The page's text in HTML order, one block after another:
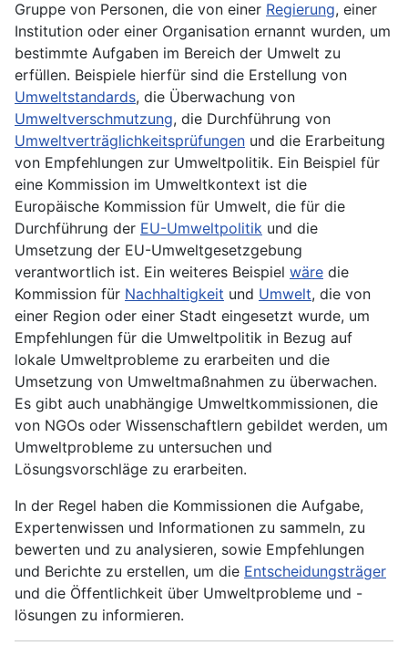
Gruppe von Personen, die von einer Regierung, einer
Institution oder einer Organisation ernannt wurden, um
bestimmte Aufgaben im Bereich der Umwelt zu
erfüllen. Beispiele hierfür sind die Erstellung von
Umweltstandards, die Überwachung von
Umweltverschmutzung, die Durchführung von
Umweltverträglichkeitsprüfungen und die Erarbeitung
von Empfehlungen zur Umweltpolitik. Ein Beispiel für
eine Kommission im Umweltkontext ist die
Europäische Kommission für Umwelt, die für die
Durchführung der EU-Umweltpolitik und die
Umsetzung der EU-Umweltgesetzgebung
verantwortlich ist. Ein weiteres Beispiel wäre die
Kommission für Nachhaltigkeit und Umwelt, die von
einer Region oder einer Stadt eingesetzt wurde, um
Empfehlungen für die Umweltpolitik in Bezug auf
lokale Umweltprobleme zu erarbeiten und die
Umsetzung von Umweltmaßnahmen zu überwachen.
Es gibt auch unabhängige Umweltkommissionen, die
von NGOs oder Wissenschaftlern gebildet werden, um
Umweltprobleme zu untersuchen und
Lösungsvorschläge zu erarbeiten.
In der Regel haben die Kommissionen die Aufgabe,
Expertenwissen und Informationen zu sammeln, zu
bewerten und zu analysieren, sowie Empfehlungen
und Berichte zu erstellen, um die Entscheidungsträger
und die Öffentlichkeit über Umweltprobleme und -
lösungen zu informieren.